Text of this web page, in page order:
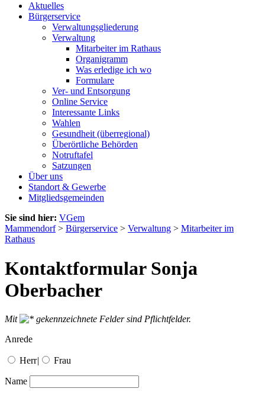
Aktuelles
Bürgerservice
Verwaltungsgliederung
Verwaltung
Mitarbeiter im Rathaus
Organigramm
Was erledige ich wo
Formulare
Ver- und Entsorgung
Online Service
Interessante Links
Wahlen
Gesundheit (überregional)
Überörtliche Behörden
Notruftafel
Satzungen
Über uns
Standort & Gewerbe
Mitgliedsgemeinden
Sie sind hier: VGem
Mammendorf> Bürgerservice > Verwaltung > Mitarbeiter im
Rathaus
Kontaktformular Sonja
Oberbacher
Mit
gekennzeichnete Felder sind Pflichtfelder.
Anrede
Herr| Frau
Name